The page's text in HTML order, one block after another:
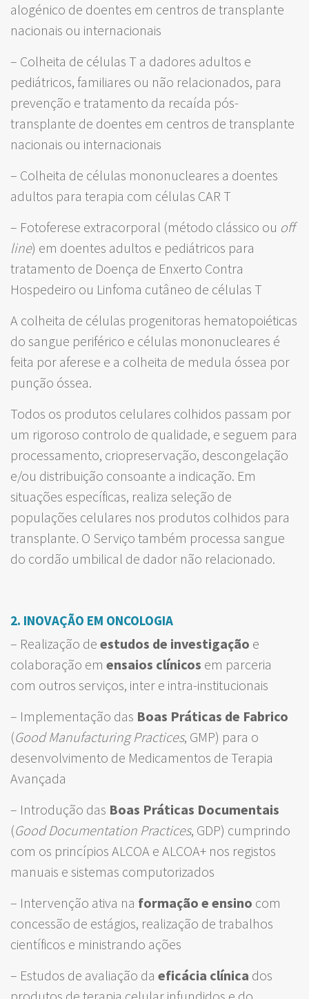
alogénico de doentes em centros de transplante
nacionais ou internacionais
– Colheita de células T a dadores adultos e
pediátricos, familiares ou não relacionados, para
prevenção e tratamento da recaída pós-
transplante de doentes em centros de transplante
nacionais ou internacionais
– Colheita de células mononucleares a doentes
adultos para terapia com células CAR T
– Fotoferese extracorporal (método clássico ou off
line) em doentes adultos e pediátricos para
tratamento de Doença de Enxerto Contra
Hospedeiro ou Linfoma cutâneo de células T
A colheita de células progenitoras hematopoiéticas
do sangue periférico e células mononucleares é
feita por aferese e a colheita de medula óssea por
punção óssea.
Todos os produtos celulares colhidos passam por
um rigoroso controlo de qualidade, e seguem para
processamento, criopreservação, descongelação
e/ou distribuição consoante a indicação. Em
situações específicas, realiza seleção de
populações celulares nos produtos colhidos para
transplante. O Serviço também processa sangue
do cordão umbilical de dador não relacionado.
2. INOVAÇÃO EM ONCOLOGIA
– Realização de estudos de investigação e
colaboração em ensaios clínicos em parceria
com outros serviços, inter e intra-institucionais
– Implementação das Boas Práticas de Fabrico
(Good Manufacturing Practices, GMP) para o
desenvolvimento de Medicamentos de Terapia
Avançada
– Introdução das Boas Práticas Documentais
(Good Documentation Practices, GDP) cumprindo
com os princípios ALCOA e ALCOA+ nos registos
manuais e sistemas computorizados
– Intervenção ativa na formação e ensino com
concessão de estágios, realização de trabalhos
científicos e ministrando ações
– Estudos de avaliação da eficácia clínica dos